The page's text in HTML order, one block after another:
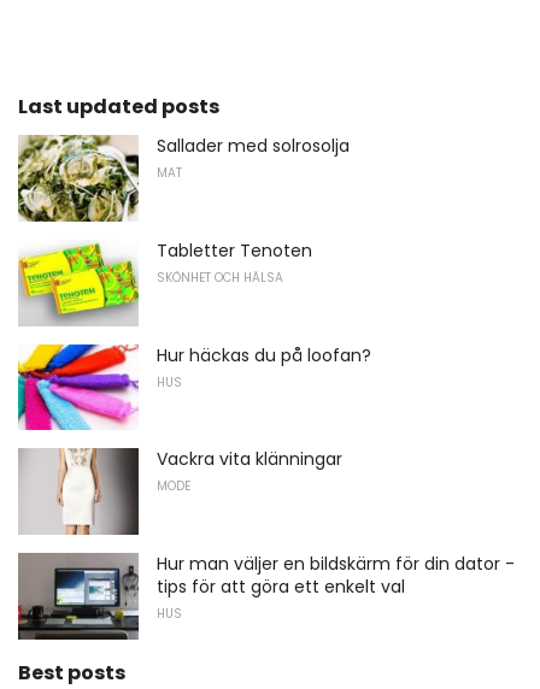
Last updated posts
Sallader med solrosolja
MAT
Tabletter Tenoten
SKÖNHET OCH HÄLSA
Hur häckas du på loofan?
HUS
Vackra vita klänningar
MODE
Hur man väljer en bildskärm för din dator -
tips för att göra ett enkelt val
HUS
Best posts